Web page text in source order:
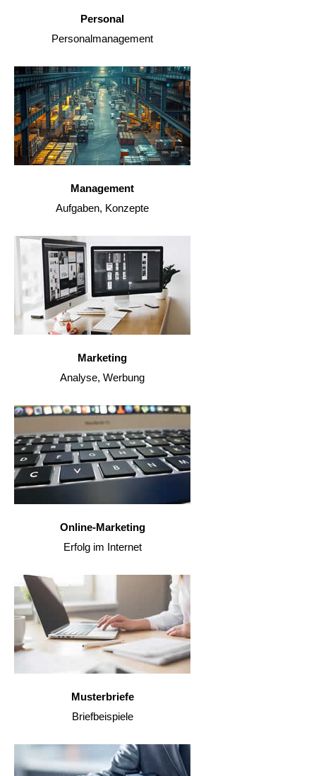
Personal
Personalmanagement
Management
Aufgaben, Konzepte
Marketing
Analyse, Werbung
Online-Marketing
Erfolg im Internet
Musterbriefe
Briefbeispiele